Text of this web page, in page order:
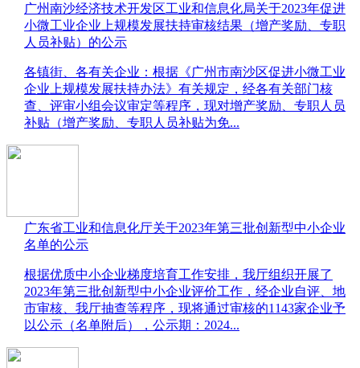
广州南沙经济技术开发区工业和信息化局关于2023年促进
小微工业企业上规模发展扶持审核结果（增产奖励、专职
人员补贴）的公示
​各镇街、各有关企业：根据《广州市南沙区促进小微工业
企业上规模发展扶持办法》有关规定，经各有关部门核
查、评审小组会议审定等程序，现对增产奖励、专职人员
补贴（增产奖励、专职人员补贴为免...
广东省工业和信息化厅关于2023年第三批创新型中小企业
名单的公示
​根据优质中小企业梯度培育工作安排，我厅组织开展了
2023年第三批创新型中小企业评价工作，经企业自评、地
市审核、我厅抽查等程序，现将通过审核的1143家企业予
以公示（名单附后），公示期：2024...